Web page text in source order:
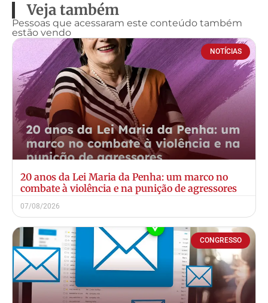
Veja também
Pessoas que acessaram este conteúdo também
estão vendo
NOTÍCIAS
20 anos da Lei Maria da Penha: um marco no
combate à violência e na punição de agressores
07/08/2026
CONGRESSO